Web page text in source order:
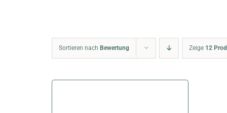
Sortieren nach Bewertung Zeige 12